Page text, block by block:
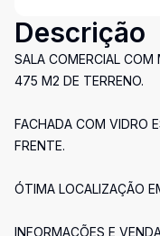
Descrição
SALA COMERCIAL
475 M2 DE TERRENO.
FACHADA COM VIDRO
FRENTE.
ÓTIMA LOCALIZAÇÃO
INFORMAÇÕES E